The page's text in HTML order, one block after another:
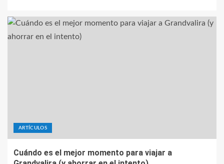
ARTÍCULOS
Cuándo es el mejor momento para viajar a